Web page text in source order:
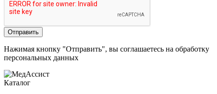
Нажимая кнопку "Отправить", вы соглашаетесь на обработку
персональных данных
Каталог